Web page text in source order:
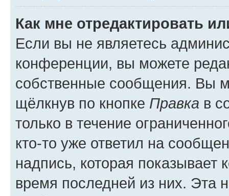
Как мне отредактировать
Если вы не являетесь
конференции, вы можете
собственные сообщения. Вы
щёлкнув по кнопке Правка в
только в течение
кто-то уже ответил на
надпись, которая показывает
время последней из них. Эта